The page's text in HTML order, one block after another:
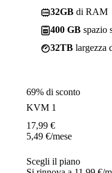
32GB di RAM
400 GB spazio
32TB largezza
69% di sconto
KVM 1
17,99 €
5,49 €/mese
Scegli il piano